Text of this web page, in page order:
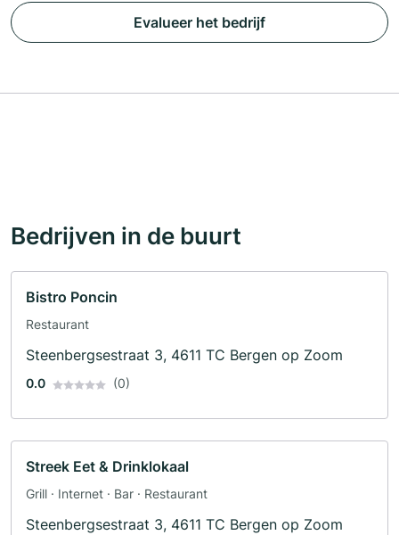
Evalueer het bedrijf
Bedrijven in de buurt
Bistro Poncin
Restaurant
Steenbergsestraat 3, 4611 TC Bergen op Zoom
0.0 (0)
Streek Eet & Drinklokaal
Grill · Internet · Bar · Restaurant
Steenbergsestraat 3, 4611 TC Bergen op Zoom